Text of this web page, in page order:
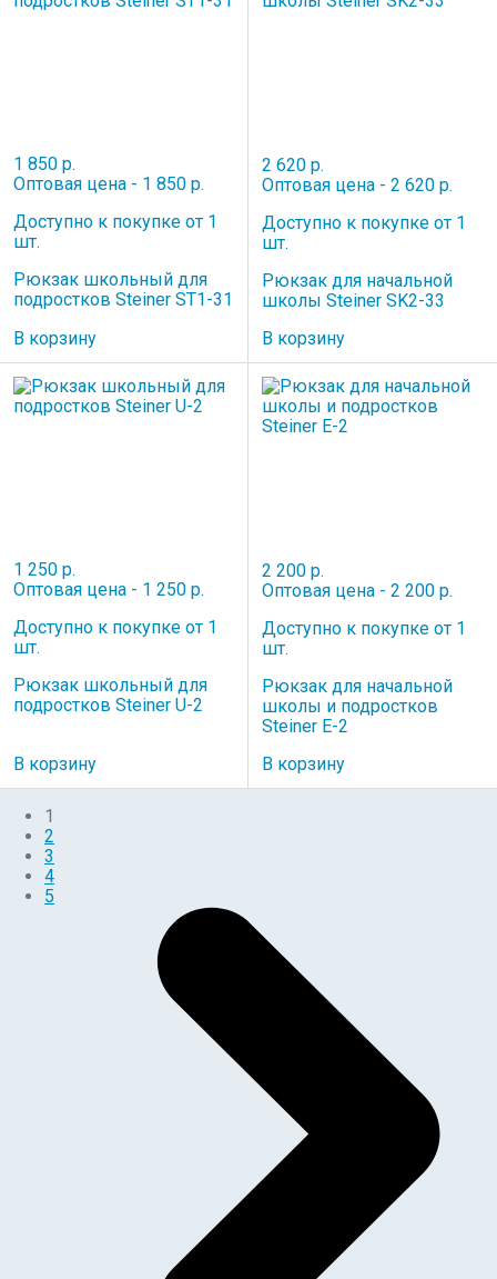
1 850 р.
Оптовая цена - 1 850 р.
Доступно к покупке от 1
шт.
Рюкзак школьный для
подростков Steiner ST1-31
В корзину
2 620 р.
Оптовая цена - 2 620 р.
Доступно к покупке от 1
шт.
Рюкзак для начальной
школы Steiner SK2-33
В корзину
1 250 р.
Оптовая цена - 1 250 р.
Доступно к покупке от 1
шт.
Рюкзак школьный для
подростков Steiner U-2
В корзину
2 200 р.
Оптовая цена - 2 200 р.
Доступно к покупке от 1
шт.
Рюкзак для начальной
школы и подростков
Steiner E-2
В корзину
1
2
3
4
5